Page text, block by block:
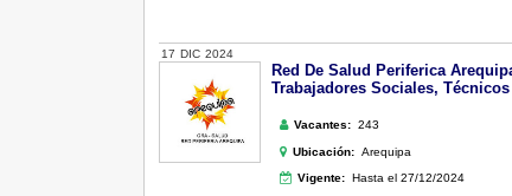
17 DIC 2024
Red De Salud Periferica
Trabajadores Sociales,
Vacantes: 243
Ubicación: Arequipa
Vigente: Hasta el 27/12/2024